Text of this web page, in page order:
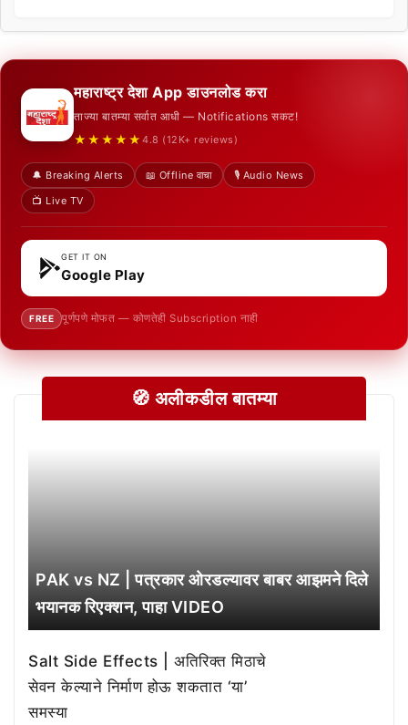
महाराष्ट्र देशा App डाउनलोड करा
ताज्या बातम्या सर्वात आधी — Notifications सकट!
★★★★★ 4.8 (12K+ reviews)
🔔 Breaking Alerts 📖 Offline वाचा
🎙️ Audio News
📺 Live TV
GET IT ON
Google Play
FREE पूर्णपणे मोफत — कोणतेही Subscription नाही
🧭 अलीकडील बातम्या
PAK vs NZ | पत्रकार ओरडल्यावर बाबर आझमने दिले
भयानक रिएक्शन, पाहा VIDEO
Salt Side Effects | अतिरिक्त मिठाचे
सेवन केल्याने निर्माण होऊ शकतात ‘या’
समस्या